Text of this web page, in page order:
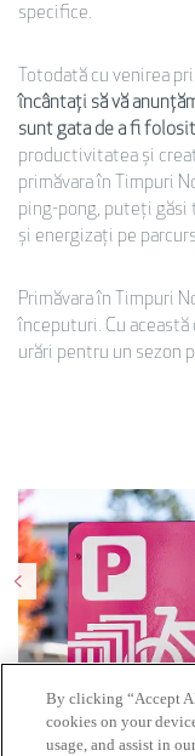
specifice.
Totodată cu venirea
încântați să vă
sunt gata de a fi
productivitatea și
primăvara în Timpuri
ping-pong, puteți găsi
și energizați pe
Primăvara în Timpuri
începuturi. Cu această
urări pentru un sezon
By clicking “Accept
cookies on your
usage, and assist in